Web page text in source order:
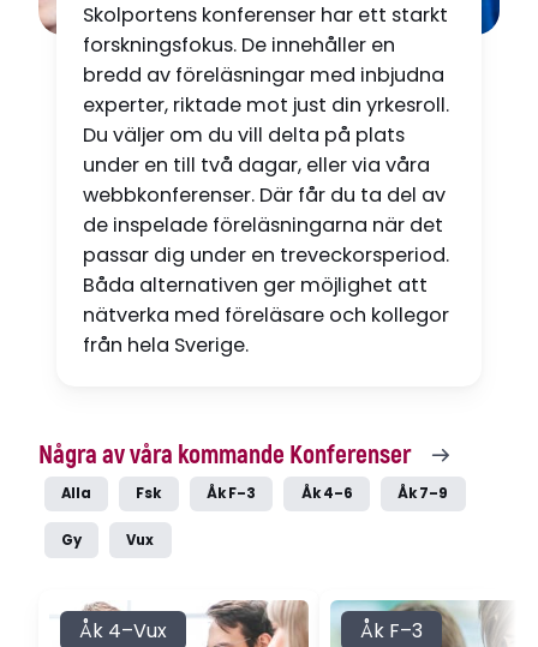
Skolportens konferenser har ett starkt
forskningsfokus. De innehåller en
bredd av föreläsningar med inbjudna
experter, riktade mot just din yrkesroll.
Du väljer om du vill delta på plats
under en till två dagar, eller via våra
webbkonferenser. Där får du ta del av
de inspelade föreläsningarna när det
passar dig under en treveckorsperiod.
Båda alternativen ger möjlighet att
nätverka med föreläsare och kollegor
från hela Sverige.
Några av våra kommande Konferenser
Alla Fsk Åk F–3 Åk 4–6 Åk 7–9
Gy Vux
Åk 4–Vux Åk F–3